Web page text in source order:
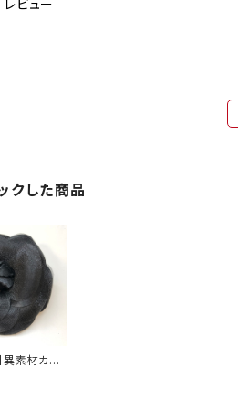
レビュー
クした商品
異素材カメ